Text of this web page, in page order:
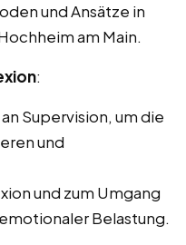
und Ansätze in
am Main.
:
Supervision, um die
und
und zum Umgang
Belastung.